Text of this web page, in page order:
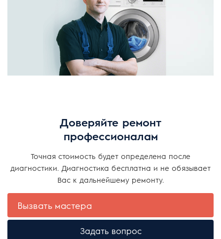
Доверяйте ремонт
профессионалам
Точная стоимость будет определена после
диагностики. Диагностика бесплатна и не обязывает
Вас к дальнейшему ремонту.
Вызвать мастера
Задать вопрос